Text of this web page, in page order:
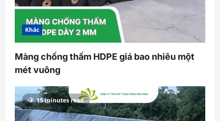
Khác
Màng chống thấm HDPE giá bao nhiêu một
mét vuông
15 minutes read